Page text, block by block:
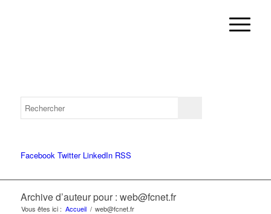
Facebook Twitter LinkedIn RSS
Archive d’auteur pour : web@fcnet.fr
Vous êtes ici : Accueil / web@fcnet.fr